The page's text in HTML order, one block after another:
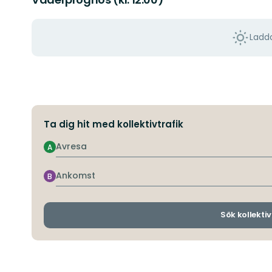
Ta dig hit med kollektivtrafik
Avresa
A
Ankomst
B
Sök